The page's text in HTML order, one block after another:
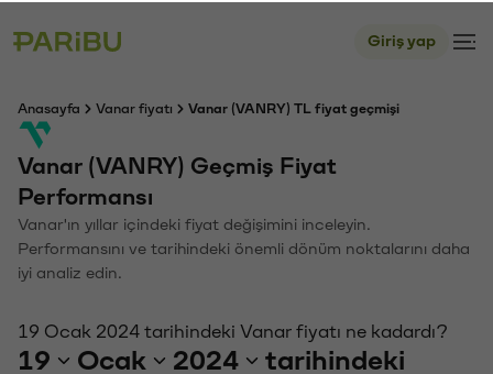
Giriş yap
Anasayfa Vanar fiyatı Vanar (VANRY) TL fiyat geçmişi
Vanar (VANRY) Geçmiş Fiyat
Performansı
Vanar'ın yıllar içindeki fiyat değişimini inceleyin.
Performansını ve tarihindeki önemli dönüm noktalarını daha
iyi analiz edin.
19 Ocak 2024 tarihindeki Vanar fiyatı ne kadardı?
19 Ocak 2024
tarihindeki